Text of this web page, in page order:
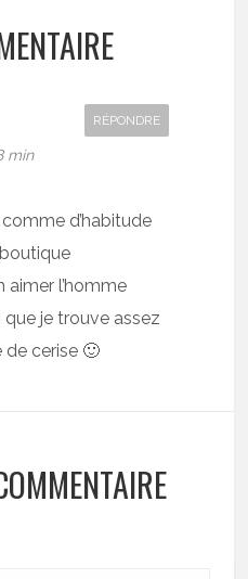
min
RÉPONDRE
d’habitude
boutique
aimer l’homme
je trouve assez
cerise 🙂